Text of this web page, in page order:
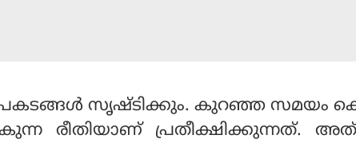
സൃഷ്ടിക്കും. കുറഞ്ഞ സമയം
രീതിയാണ് പ്രതീക്ഷിക്കുന്നത്.